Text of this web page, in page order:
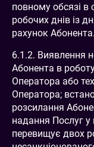
повному обсязі
робочих днів із
рахунок Абонента.
6.1.2. Виявлення
Абонента в
Оператора або
Оператора;
розсилання
надання Послуг у
перевищує двох